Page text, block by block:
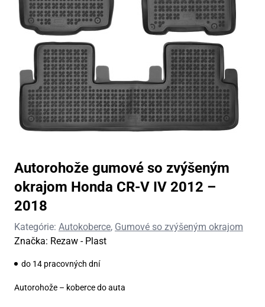
Autorohože gumové so zvýšeným
okrajom Honda CR-V IV 2012 –
2018
Kategórie: Autokoberce, Gumové so zvýšeným okrajom
Značka: Rezaw - Plast
do 14 pracovných dní
Autorohože – koberce do auta